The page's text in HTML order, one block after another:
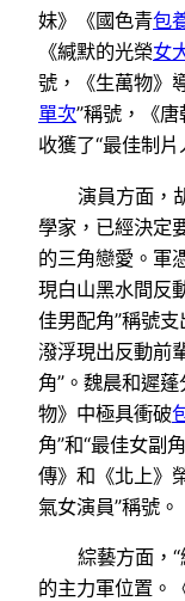
妹》《國色青包
《緘默的光榮女
號，《生萬物》
單次”稱號，《
收獲了“最佳制片
演員方面，
學家，已經決定
的三角戀愛。軍
現白山黑水間反
佳男配角”稱號
潑浮現出反動前
角”。魏晨和遲
物》中極具衝破
角”和“最佳女副
傳》和《北上》
氣女演員”稱號。
綜藝方面，
的主力軍位置。